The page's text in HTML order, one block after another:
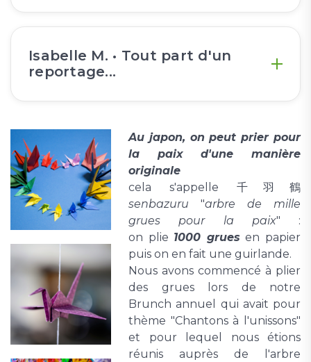
Isabelle M. • Tout part d'un
reportage...
Au japon, on peut prier pour
la paix d'une manière
originale
cela s'appelle 千羽鶴
senbazuru "arbre de mille
grues pour la paix" :
on plie 1000 grues en papier
puis on en fait une guirlande.
Nous avons commencé à plier
des grues lors de notre
Brunch annuel qui avait pour
thème "Chantons à l'unissons"
et pour lequel nous étions
réunis auprès de l'arbre